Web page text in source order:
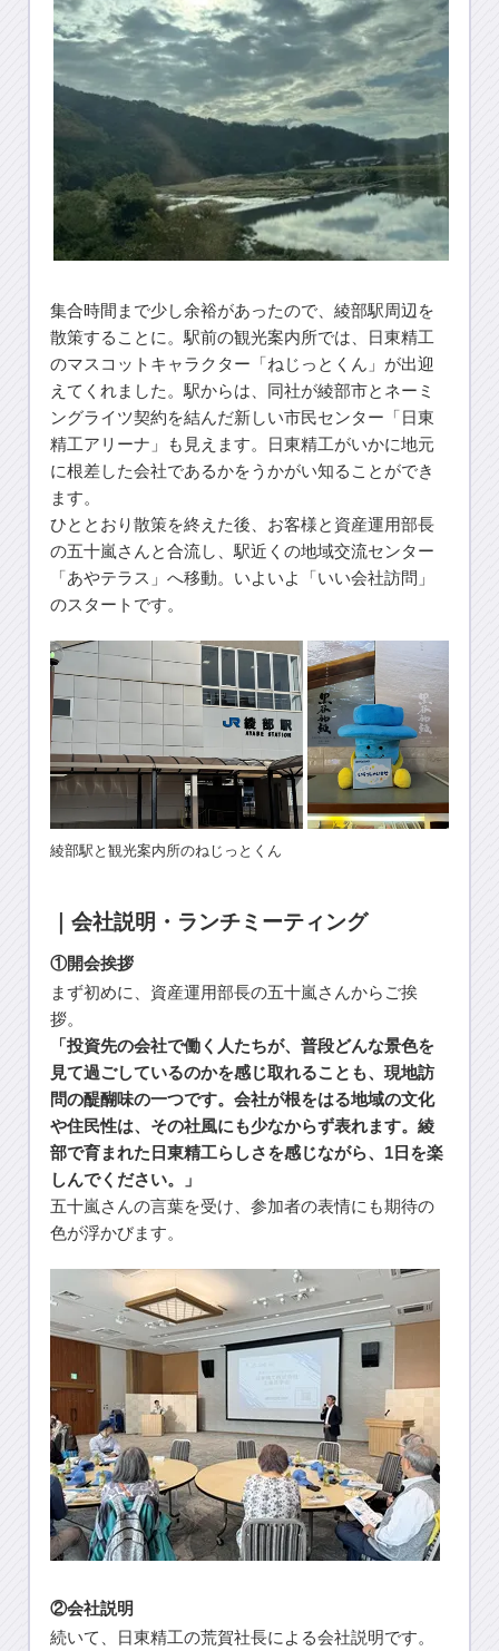
集合時間まで少し余裕があったので、綾部駅周辺を
散策することに。駅前の観光案内所では、日東精工
のマスコットキャラクター「ねじっとくん」が出迎
えてくれました。駅からは、同社が綾部市とネーミ
ングライツ契約を結んだ新しい市民センター「日東
精工アリーナ」も見えます。日東精工がいかに地元
に根差した会社であるかをうかがい知ることができ
ます。
ひととおり散策を終えた後、お客様と資産運用部長
の五十嵐さんと合流し、駅近くの地域交流センター
「あやテラス」へ移動。いよいよ「いい会社訪問」
のスタートです。
綾部駅と観光案内所のねじっとくん
｜会社説明・ランチミーティング
①開会挨拶
まず初めに、資産運用部長の五十嵐さんからご挨
拶。
「投資先の会社で働く人たちが、普段どんな景色を
見て過ごしているのかを感じ取れることも、現地訪
問の醍醐味の一つです。会社が根をはる地域の文化
や住民性は、その社風にも少なからず表れます。綾
部で育まれた日東精工らしさを感じながら、1日を楽
しんでください。」
五十嵐さんの言葉を受け、参加者の表情にも期待の
色が浮かびます。
②会社説明
続いて、日東精工の荒賀社長による会社説明です。